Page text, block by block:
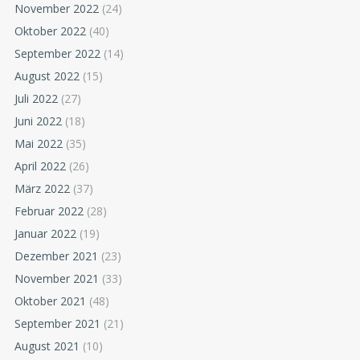
November 2022 (24)
Oktober 2022 (40)
September 2022 (14)
August 2022 (15)
Juli 2022 (27)
Juni 2022 (18)
Mai 2022 (35)
April 2022 (26)
März 2022 (37)
Februar 2022 (28)
Januar 2022 (19)
Dezember 2021 (23)
November 2021 (33)
Oktober 2021 (48)
September 2021 (21)
August 2021 (10)